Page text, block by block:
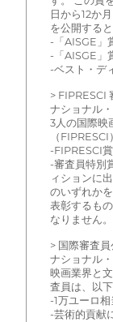
日から12か
を公開する
-「AISGE」
-「AISGE」
-ベスト・デ
> FIPRESCI
ナショナル
3人の国際映
（
-FIPRESCI
-審査員特別
ィションに
のいずれか
表彰するも
なりません。
> 国際審査
ナショナル
映画業界と
査員は、以
-1万ユーロ
-芸術的貢献